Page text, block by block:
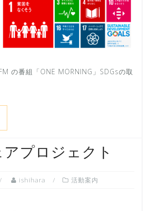
の番組「ONE MORNING」SDGsの取
アプロジェクト
ishihara 活動案内